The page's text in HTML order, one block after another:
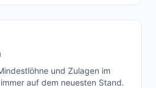
und Zulagen im
auf dem neuesten Stand.